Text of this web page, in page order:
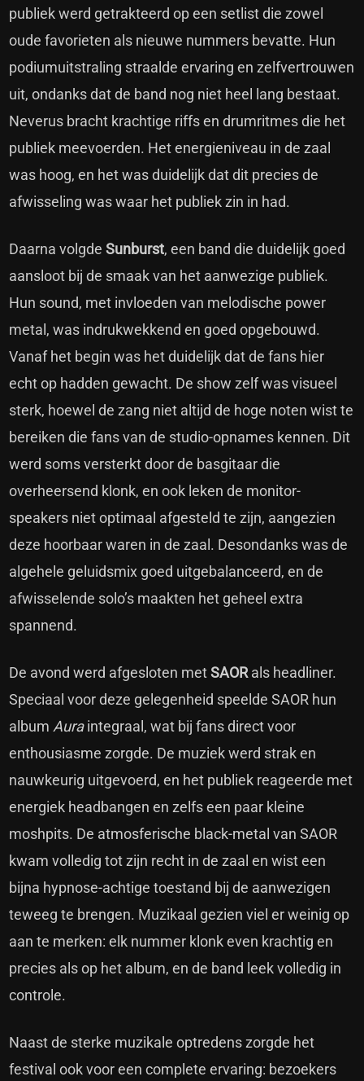
publiek werd getrakteerd op een setlist die zowel
oude favorieten als nieuwe nummers bevatte. Hun
podiumuitstraling straalde ervaring en zelfvertrouwen
uit, ondanks dat de band nog niet heel lang bestaat.
Neverus bracht krachtige riffs en drumritmes die het
publiek meevoerden. Het energieniveau in de zaal
was hoog, en het was duidelijk dat dit precies de
afwisseling was waar het publiek zin in had.
Daarna volgdeSunburst, een band die duidelijk goed
aansloot bij de smaak van het aanwezige publiek.
Hun sound, met invloeden van melodische power
metal, was indrukwekkend en goed opgebouwd.
Vanaf het begin was het duidelijk dat de fans hier
echt op hadden gewacht. De show zelf was visueel
sterk, hoewel de zang niet altijd de hoge noten wist te
bereiken die fans van de studio-opnames kennen. Dit
werd soms versterkt door de basgitaar die
overheersend klonk, en ook leken de monitor-
speakers niet optimaal afgesteld te zijn, aangezien
deze hoorbaar waren in de zaal. Desondanks was de
algehele geluidsmix goed uitgebalanceerd, en de
afwisselende solo’s maakten het geheel extra
spannend.
De avond werd afgesloten metSAOR als headliner.
Speciaal voor deze gelegenheid speelde SAOR hun
album Auraintegraal, wat bij fans direct voor
enthousiasme zorgde. De muziek werd strak en
nauwkeurig uitgevoerd, en het publiek reageerde met
energiek headbangen en zelfs een paar kleine
moshpits. De atmosferische black-metal van SAOR
kwam volledig tot zijn recht in de zaal en wist een
bijna hypnose-achtige toestand bij de aanwezigen
teweeg te brengen. Muzikaal gezien viel er weinig op
aan te merken: elk nummer klonk even krachtig en
precies als op het album, en de band leek volledig in
controle.
Naast de sterke muzikale optredens zorgde het
festival ook voor een complete ervaring: bezoekers